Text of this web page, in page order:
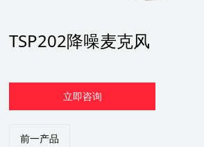
TSP202降噪麦克风
立即咨询
前一产品